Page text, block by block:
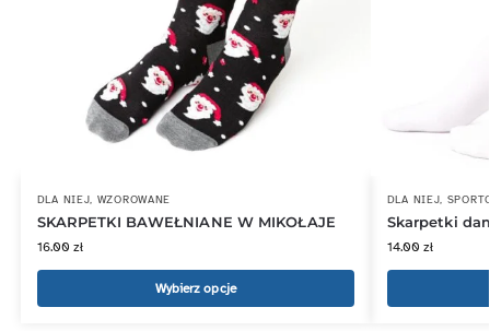
DLA NIEJ, WZOROWANE
SKARPETKI BAWEŁNIANE W MIKOŁAJE
16.00zł
Wybierz opcje
DLA NIEJ,
Skarpetki
14.00zł